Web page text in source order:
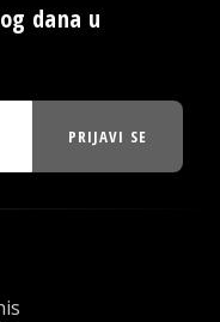
dana u
PRIJAVI SE